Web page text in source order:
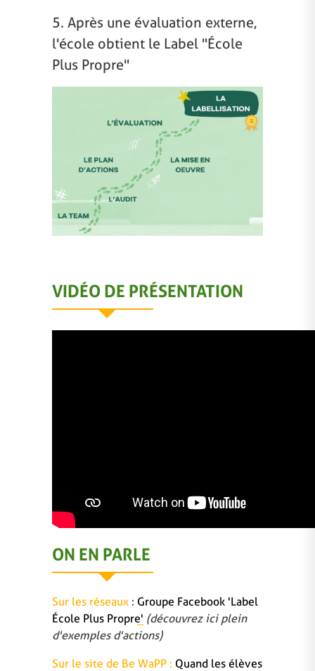
5. Après une évaluation externe,
l'école obtient le Label "École
Plus Propre"
VIDÉO DE PRÉSENTATION
ON EN PARLE
Sur les réseaux : Groupe Facebook 'Label
École Plus Propre' (découvrez ici plein
d'exemples d'actions)
Sur le site de Be WaPP : Quand les élèves